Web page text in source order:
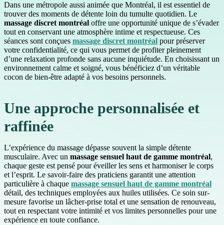
Dans une métropole aussi animée que Montréal, il est essentiel de
trouver des moments de détente loin du tumulte quotidien. Le
massage discret montréal offre une opportunité unique de s’évader
tout en conservant une atmosphère intime et respectueuse. Ces
séances sont conçues massage discret montréal pour préserver
votre confidentialité, ce qui vous permet de profiter pleinement
d’une relaxation profonde sans aucune inquiétude. En choisissant un
environnement calme et soigné, vous bénéficiez d’un véritable
cocon de bien-être adapté à vos besoins personnels.
Une approche personnalisée et
raffinée
L’expérience du massage dépasse souvent la simple détente
musculaire. Avec un massage sensuel haut de gamme montréal,
chaque geste est pensé pour éveiller les sens et harmoniser le corps
et l’esprit. Le savoir-faire des praticiens garantit une attention
particulière à chaque massage sensuel haut de gamme montréal
détail, des techniques employées aux huiles utilisées. Ce soin sur-
mesure favorise un lâcher-prise total et une sensation de renouveau,
tout en respectant votre intimité et vos limites personnelles pour une
expérience en toute confiance.